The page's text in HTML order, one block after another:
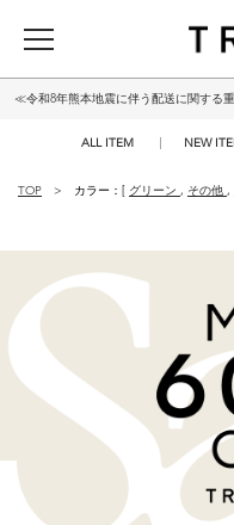
≪令和8年熊本地震に伴う配送に関する
ALL ITEM NEW
TOP カラー：[ グリーン , その他 ,